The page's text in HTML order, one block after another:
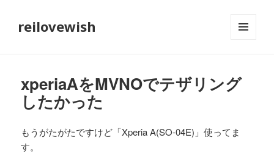
reilovewish
ット
xperiaAをMVNOでテザリング
したかった
もうがたがたですけど「Xperia A(SO-04E)」使ってま
す。